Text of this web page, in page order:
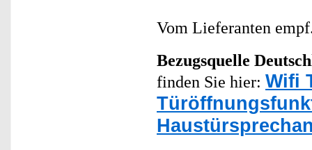
Vom Lieferanten
Bezugsquelle
finden Sie hier: Wifi